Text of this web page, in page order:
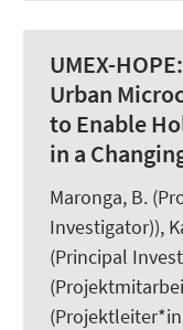
UMEX-HOPE:
Urban
to Enable
in a
Maronga, B.
Investigator)),
(Principal